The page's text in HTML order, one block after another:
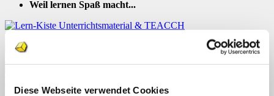
Diese Webseite verwendet Cookies
Weil lernen Spaß macht...
Klettmappe Frühlingsblumen sortieren